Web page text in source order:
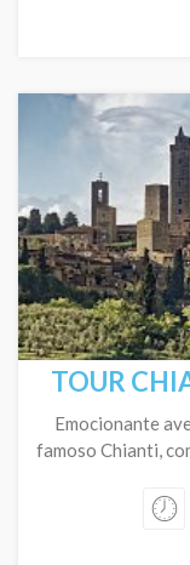
TOUR
Emocionante
famoso Chianti,